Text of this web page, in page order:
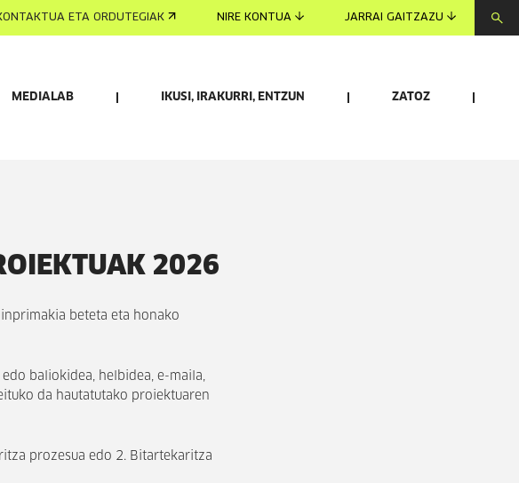
ETA ORDUTEGIAK NIRE KONTUA JARRAI GAITZAZU
MEDIALAB IKUSI, IRAKURRI, ENTZUN ZATOZ
2026
beteta eta honako
baliokidea, helbidea, e-maila,
da hautatutako proiektuaren
prozesua edo 2. Bitartekaritza